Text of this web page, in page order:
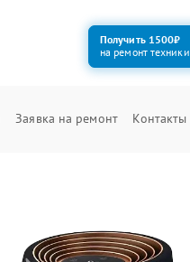
Получить 1500₽
на ремонт техники
Заявка на ремонт Контакты